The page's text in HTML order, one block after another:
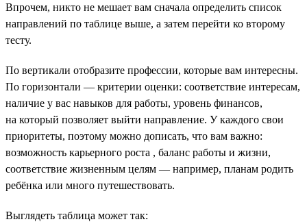
Впрочем, никто не мешает вам сначала определить список
направлений по таблице выше, а затем перейти ко второму
тесту.
По вертикали отобразите профессии, которые вам интересны.
По горизонтали — критерии оценки: соответствие интересам,
наличие у вас навыков для работы, уровень финансов,
на который позволяет выйти направление. У каждого свои
приоритеты, поэтому можно дописать, что вам важно:
возможность карьерного роста , баланс работы и жизни,
соответствие жизненным целям — например, планам родить
ребёнка или много путешествовать.
Выглядеть таблица может так: